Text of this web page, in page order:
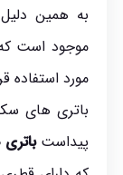
به همین
موجود است که
مورد استفاده
باتری های
پیداست